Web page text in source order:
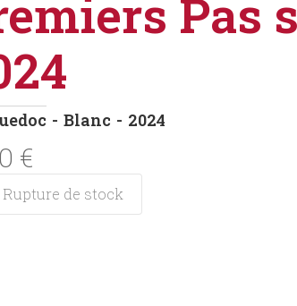
Pas
Blanc 2024
€
Rupture de stock